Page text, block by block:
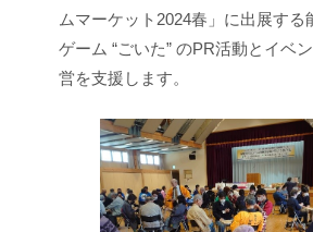
ムマーケット2024春」に出展する
ゲーム “ごいた” のPR活動とイベ
営を支援します。